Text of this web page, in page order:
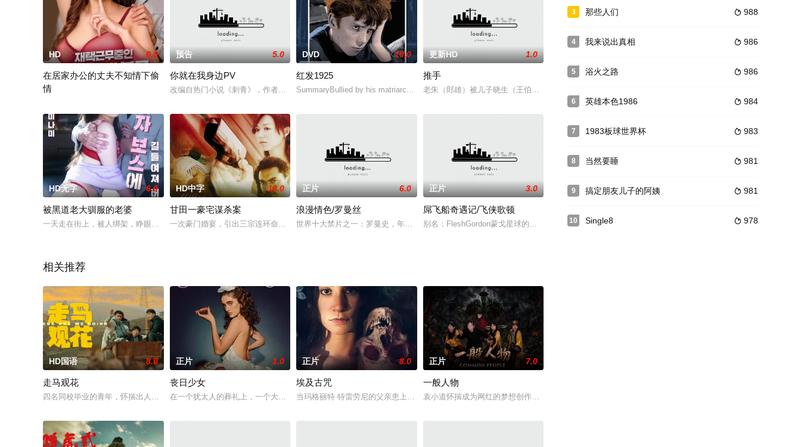
HD 6.0
在居家办公的丈夫不知情下偷
情
预告 5.0
你就在我身边PV
改编自热门小说《刺青》，作者雪小禅与饶雪漫、辛夷坞、九夜茴并称“四大青春小说畅销作家”，以及他们所经历的怦然心动与蜕变成长。影片以一首高中少
DVD 10.0
红发1925
SummaryBullied by his matriarchal mother, abused by his siblings, igno
更新HD 1.0
推手
老朱（郎雄）被儿子晓生（王伯昭）从北京接到美国后，不但没享清福，反因与作家儿媳马莎（DebSnyder）
HD无字 6.0
被黑道老大驯服的老婆
一天走在街上，被人绑架，睁眼一看，黑道的老大就出现在我面前。那天之后，开始了与黑道老大长达半年的噩梦。一开始是为了保护自己和丈夫的性命……却
HD中字 10.0
甘田一豪宅谋杀案
一次豪门婚宴，引出三宗连环命案，凶手竟是……富豪王百万在女儿王恩的婚宴中被杀，王恩的旧情人Nic接手调查。疑凶分别为王恩的丈夫、王公司的贪污
正片 6.0
浪漫情色/罗曼丝
世界十大禁片之一：罗曼史，年轻漂亮的小学教师玛丽（CarolineDucey凯瑟琳bull;杜希饰）与相识三个月的男友保罗（Sagamore
正片 3.0
屌飞船奇遇记/飞侠歌顿
别名：FleshGordon蒙戈星球的邪恶帝王明准备摧毁地球，查可夫预知外星人的攻击，于是强迫高登及黛儿登
相关推荐
HD国语 8.0
走马观花
四名同校毕业的青年，怀揣出人头地的梦想，却在大都市屡屡碰壁。经历荒唐的创业求职后，几人一路逃离至乡村。沿途，海归杨教授的扶贫执念与大棚歌舞团
正片 1.0
丧日少女
在一个犹太人的葬礼上，一个大学生和她的父母偶遇了她的甜心老爹。
正片 8.0
埃及古咒
当玛格丽特·特雷劳尼的父亲患上了一种神秘的超自然疾病时，她和一位意志坚定的律师必须揭开一个笼罩在黑暗家族秘密和一个比时间还要古老的
正片 7.0
一般人物
袁小道怀揣成为网红的梦想创作短视频，并与周小乙等人组建了“红透半边天”团队。然而团队在发展过程中遭
3  988
那些人们
4  986
我来说出真相
5  986
浴火之路
6  984
英雄本色1986
7  983
1983板球世界杯
8  981
当然要睡
9  981
搞定朋友儿子的阿姨
10  978
Single8